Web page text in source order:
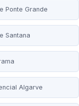
Ponte Grande
Santana
Algarve